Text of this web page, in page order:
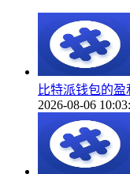
比特派钱包的
2026-08-06